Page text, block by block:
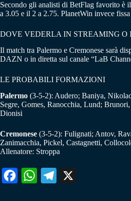
Secondo gli analisti di BetFlag favorito è
a 3.05 e il 2 a 2.75. PlanetWin invece
DOVE VEDERLA IN STREAMING O
Il match tra Palermo e Cremonese sarà
DAZN o in diretta sul canale “LaB
LE PROBABILI FORMAZIONI
Palermo (3-5-2): Audero; Baniya,
Segre, Gomes, Ranocchia, Lund;
Dionisi
Cremonese (3-5-2): Fulignati; Antov,
Zanimacchia, Pickel, Castagnetti,
Allenatore: Stroppa
Fa W
Te